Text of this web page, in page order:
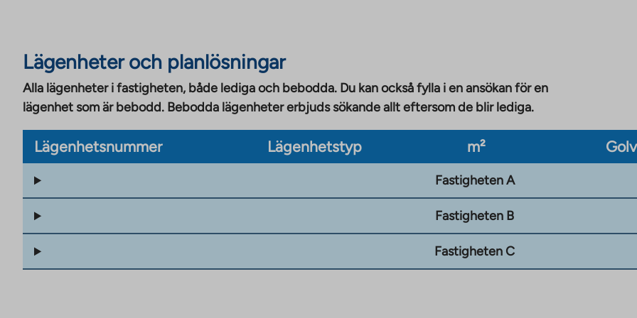
Lägenheter och planlösningar
Alla lägenheter i fastigheten, både lediga och bebodda. Du kan också fylla i en ansökan för en
lägenhet som är bebodd. Bebodda lägenheter erbjuds sökande allt eftersom de blir lediga.
Lägenhetsnummer Lägenhetstyp m² Golv
Fastigheten A
Fastigheten B
Fastigheten C